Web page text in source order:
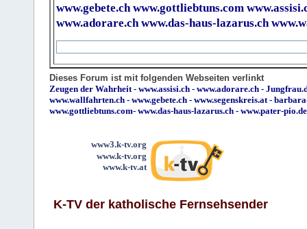
www.gebete.ch www.gottliebtuns.com
www.adorare.ch www.das-haus-lazarus.ch
Dieses Forum ist mit folgenden Webseiten verlinkt
Zeugen der Wahrheit- www.assisi.ch - www.adorare.ch -
www.wallfahrten.ch - www.gebete.ch - www.segenskreis.at-
www.gottliebtuns.com- www.das-haus-lazarus.ch - www.pater-pio.de
www3.k-tv.org
www.k-tv.org
www.k-tv.at
K-TV der katholische Fernsehsender